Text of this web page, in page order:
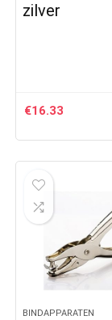
zilver
€16.33
BINDAPPARATEN